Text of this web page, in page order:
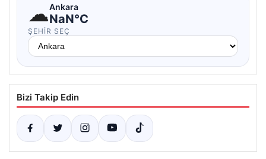
☁Ankara
NaN°C
ŞEHIR SEÇ
Bizi Takip Edin